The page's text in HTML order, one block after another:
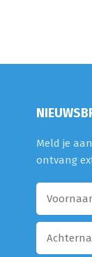
Meld je
ontvang